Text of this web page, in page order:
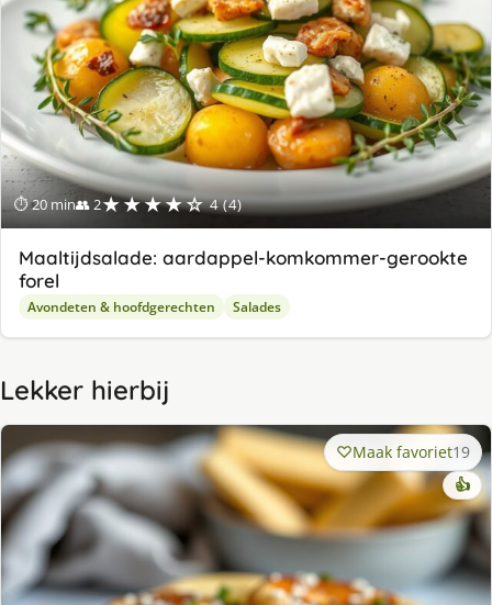
⏱ 20 min👥 2★★★★☆ 4 (4)
Maaltijdsalade: aardappel-komkommer-gerookte
forel
Avondeten & hoofdgerechten Salades
Lekker hierbij
Maak favoriet19
👍